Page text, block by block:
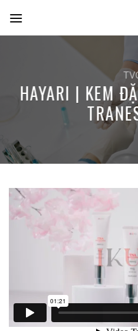
content
HAYARI | KEM